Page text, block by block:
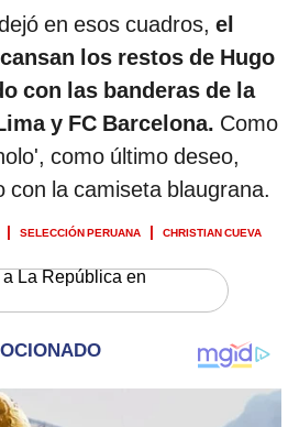
en esos cuadros, el
los restos de Hugo
con las banderas de la
y FC Barcelona. Como
como último deseo,
con la camiseta blaugrana.
SELECCIÓN PERUANA CHRISTIAN CUEVA
La República en